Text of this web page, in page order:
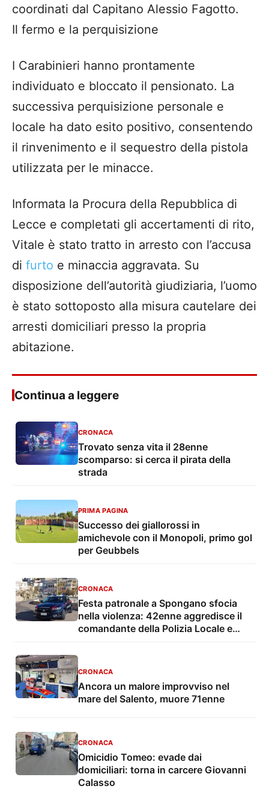
coordinati dal Capitano Alessio Fagotto.
Il fermo e la perquisizione
I Carabinieri hanno prontamente
individuato e bloccato il pensionato. La
successiva perquisizione personale e
locale ha dato esito positivo, consentendo
il rinvenimento e il sequestro della pistola
utilizzata per le minacce.
Informata la Procura della Repubblica di
Lecce e completati gli accertamenti di rito,
Vitale è stato tratto in arresto con l’accusa
di furto e minaccia aggravata. Su
disposizione dell’autorità giudiziaria, l’uomo
è stato sottoposto alla misura cautelare dei
arresti domiciliari presso la propria
abitazione.
Continua a leggere
CRONACA
Trovato senza vita il 28enne
scomparso: si cerca il pirata della
strada
PRIMA PAGINA
Successo dei giallorossi in
amichevole con il Monopoli, primo gol
per Geubbels
CRONACA
Festa patronale a Spongano sfocia
nella violenza: 42enne aggredisce il
comandante della Polizia Locale e
CRONACA
Ancora un malore improvviso nel
mare del Salento, muore 71enne
CRONACA
Omicidio Tomeo: evade dai
domiciliari: torna in carcere Giovanni
Calasso